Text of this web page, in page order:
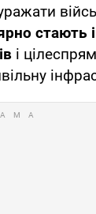
стають
і